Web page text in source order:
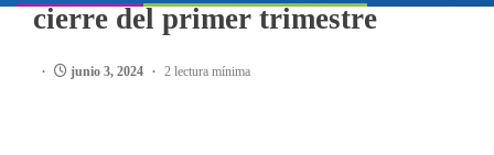
cierre del primer trimestre
junio 3, 2024 2 lectura mínima